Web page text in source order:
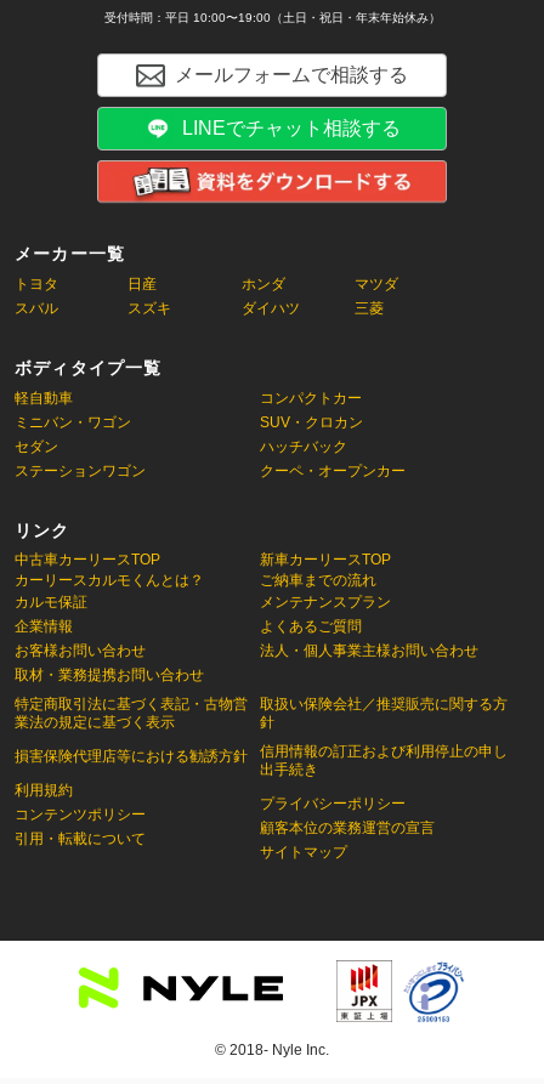
メーカー一覧
トヨタ 日産 ホンダ
マツダ
スバル
スズキ ダイハツ 三菱
ボディタイプ一覧
軽自動車
コンパクトカー
ミニバン・ワゴン
SUV・クロカン
セダン
ハッチバック
ステーションワゴン
クーペ・オープンカー
リンク
中古車カーリースTOP
カーリースカルモくんとは？
新車カーリースTOP
ご納車までの流れ
カルモ保証
企業情報
お客様お問い合わせ
取材・業務提携お問い合わせ
特定商取引法に基づく表記・古物営
業法の規定に基づく表示
損害保険代理店等における勧誘方針
利用規約
コンテンツポリシー
引用・転載について
メンテナンスプラン
よくあるご質問
法人・個人事業主様お問い合わせ
取扱い保険会社／推奨販売に関する方
針
信用情報の訂正および利用停止の申し
出手続き
プライバシーポリシー
顧客本位の業務運営の宣言
サイトマップ
受付時間：平日 10:00〜19:00（土日・祝日・年末年始休み）
メールフォームで相談する
LINEでチャット相談する
© 2018- Nyle Inc.